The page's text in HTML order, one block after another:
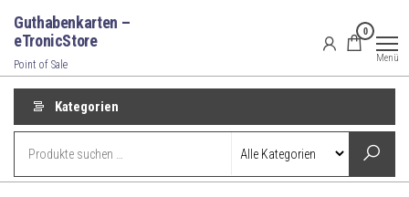
Inhalt
springen
Guthabenkarten –
eTronicStore
Point of Sale
0
Menü
Kategorien